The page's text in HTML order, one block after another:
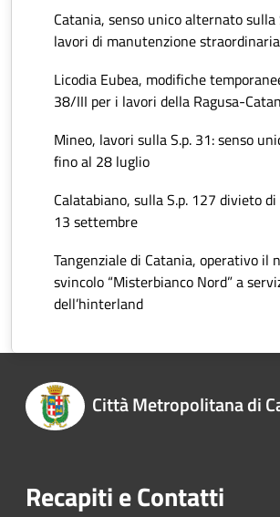
Catania, senso unico alternato sulla
lavori di manutenzione straordinaria
Licodia Eubea, modifiche
38/III per i lavori della Ragusa-
Mineo, lavori sulla S.p. 31: senso
fino al 28 luglio
Calatabiano, sulla S.p. 127 divieto
13 settembre
Tangenziale di Catania, operativo il
svincolo “Misterbianco Nord” a
dell’hinterland
Città Metropolitana di
Recapiti e Contatti